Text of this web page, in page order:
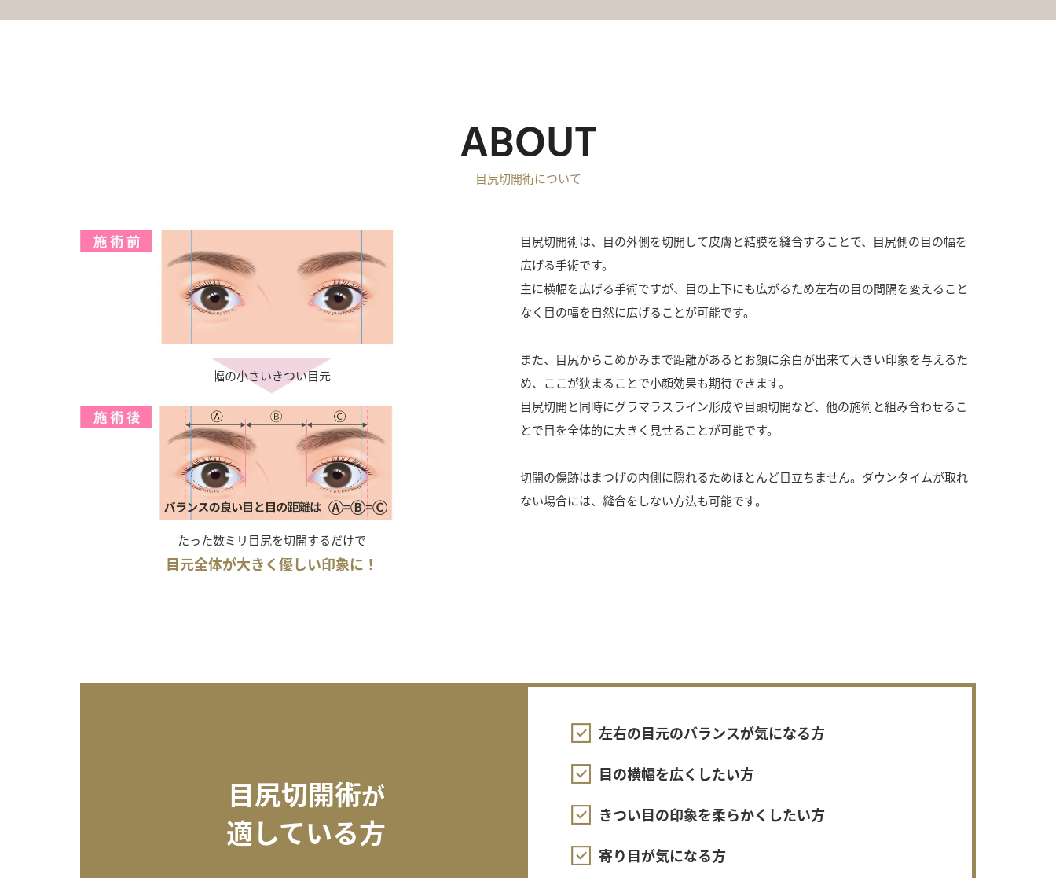
ABOUT
目尻切開術について
幅の小さいきつい目元
たった数ミリ目尻を切開するだけで
目元全体が大きく優しい印象に！
目尻切開術は、目の外側を切開して皮膚と結膜を縫合することで、目尻側の目の幅を
広げる手術です。
主に横幅を広げる手術ですが、目の上下にも広がるため左右の目の間隔を変えること
なく目の幅を自然に広げることが可能です。
また、目尻からこめかみまで距離があるとお顔に余白が出来て大きい印象を与えるた
め、ここが狭まることで小顔効果も期待できます。
目尻切開と同時にグラマラスライン形成や目頭切開など、他の施術と組み合わせるこ
とで目を全体的に大きく見せることが可能です。
切開の傷跡はまつげの内側に隠れるためほとんど目立ちません。ダウンタイムが取れ
ない場合には、縫合をしない方法も可能です。
目尻切開術が
適している方
左右の目元のバランスが気になる方
目の横幅を広くしたい方
きつい目の印象を柔らかくしたい方
寄り目が気になる方